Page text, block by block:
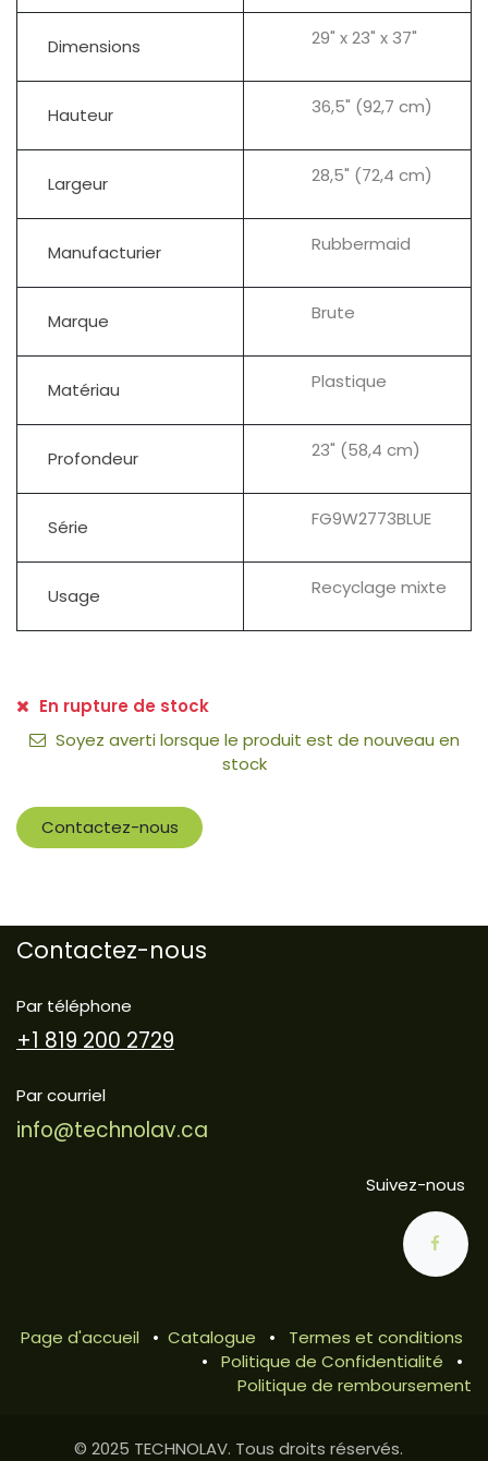
Dimensions 29" x 23" x 37"
Hauteur 36,5" (92,7 cm)
Largeur 28,5" (72,4 cm)
Manufacturier Rubbermaid
Marque Brute
Matériau Plastique
Profondeur 23" (58,4 cm)
Série FG9W2773BLUE
Usage Recyclage mixte
En rupture de stock
Soyez averti lorsque le produit est de nouveau en
stock
Contactez-nous
Contactez-nous
Par téléphone
+1 819 200 2729
Par courriel
info@technolav.ca
Suivez-nous
Page d'accueil • Catalogue •
Termes et conditions
•
Politique de Confidentialité
•
Politique de remboursement
© 2025 TECHNOLAV. Tous droits réservés.